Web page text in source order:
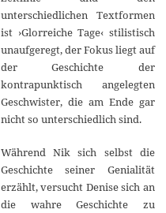
unterschiedlichen Textformen
ist ›Glorreiche Tage‹ stilistisch
unaufgeregt, der Fokus liegt auf
der Geschichte der
kontrapunktisch angelegten
Geschwister, die am Ende gar
nicht so unterschiedlich sind.
Während Nik sich selbst die
Geschichte seiner Genialität
erzählt, versucht Denise sich an
die wahre Geschichte zu